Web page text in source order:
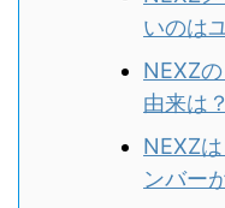
いのは
NEXZ
由来は
NEXZ
ンバー